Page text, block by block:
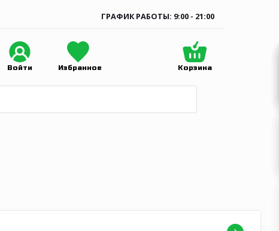
ГРАФИК РАБОТЫ: 9:00 - 21:00
Войти Избранное Корзина